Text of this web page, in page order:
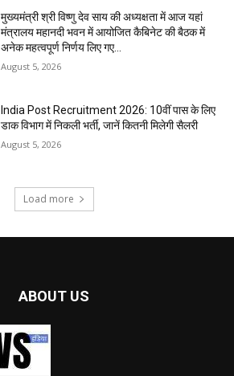
मुख्यमंत्री श्री विष्णु देव साय की अध्यक्षता में आज यहां
मंत्रालय महानदी भवन में आयोजित कैबिनेट की बैठक में
अनेक महत्वपूर्ण निर्णय लिए गए...
August 5, 2026
India Post Recruitment 2026: 10वीं पास के लिए
डाक विभाग में निकली भर्ती, जानें कितनी मिलेगी सैलरी
August 5, 2026
Load more
ABOUT US